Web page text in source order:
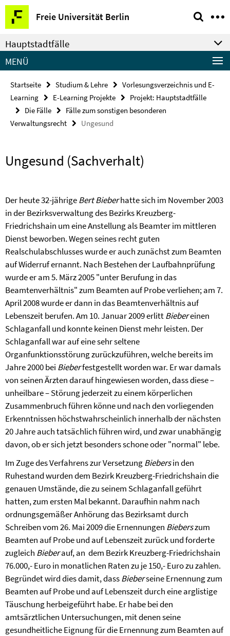
Springe
direkt
zu
Inhalt
Freie Universität Berlin
Service-
Navigation
Hauptstadtfälle
MENÜ
Startseite Studium & Lehre
Vorlesungsverzeichnis und E-
Learning
E-Learning Projekte
Projekt: Hauptstadtfälle
Die Fälle
Fälle zum sonstigen besonderen
Verwaltungsrecht
Ungesund
Ungesund (Sachverhalt)
Der heute 32-jährigeBert Bieberhatte sich im November 2003
in der Bezirksverwaltung des Bezirks Kreuzberg-
Friedrichshain um eine Anstellung als Beamter im mittleren
Dienst beworben. Wegen seines recht guten
Realschulabschlusses wurde er auch zunächst zum Beamten
auf Widerruf ernannt. Nach Bestehen der Laufbahnprüfung
wurde er am 5. März 2005 "unter Berufung in das
Beamtenverhältnis" zum Beamten auf Probe verliehen; am 7.
April 2008 wurde er dann in das Beamtenverhältnis auf
Lebenszeit berufen. Am 10. Januar 2009 erlittBiebereinen
Schlaganfall und konnte keinen Dienst mehr leisten. Der
Schlaganfall war auf eine sehr seltene
Organfunktionsstörung zurückzuführen, welche bereits im
Jahre 2000 bei Bieberfestgestellt worden war. Er war damals
von seinen Ärzten darauf hingewiesen worden, dass diese –
unheilbare – Störung jederzeit zu einem körperlichen
Zusammenbruch führen könne und nach den vorliegenden
Erkenntnissen höchstwahrscheinlich innerhalb der nächsten
20 Jahre auch tatsächlich führen wird, und zwar unabhängig
davon, ob er sich jetzt besonders schone oder "normal" lebe.
Im Zuge des Verfahrens zur VersetzungBiebersin den
Ruhestand wurden dem Bezirk Kreuzberg-Friedrichshain die
genauen Umstände, die zu seinem Schlaganfall geführt
hatten, zum ersten Mal bekannt. Daraufhin nahm nach
ordnungsgemäßer Anhörung das Bezirksamt durch
Schreiben vom 26. Mai 2009 die Ernennungen Bieberszum
Beamten auf Probe und auf Lebenszeit zurück und forderte
zugleich Bieberauf, an dem Bezirk Kreuzberg-Friedrichshain
76.000,- Euro in monatlichen Raten zu je 150,- Euro zu zahlen.
Begründet wird dies damit, dassBieberseine Ernennung zum
Beamten auf Probe und auf Lebenszeit durch eine arglistige
Täuschung herbeigeführt habe. Er habe bei den
amtsärztlichen Untersuchungen, mit denen seine
gesundheitliche Eignung für die Ernennung zum Beamten auf